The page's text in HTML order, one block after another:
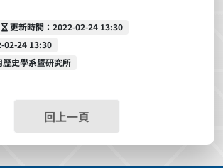
更新時間
更新時間：2022-02-24 13:30
02-24 13:30
史學系暨研究所
回上一頁